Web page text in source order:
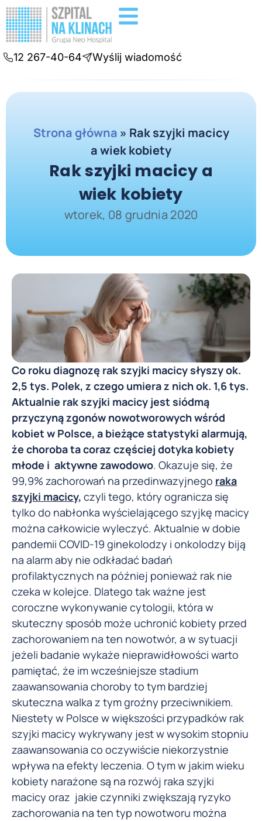
12 267-40-64 Wyślij wiadomość
Strona główna » Rak szyjki macicy
a wiek kobiety
Rak szyjki macicy a
wiek kobiety
wtorek, 08 grudnia 2020
Co roku diagnozę rak szyjki macicy słyszy ok.
2,5 tys. Polek, z czego umiera z nich ok. 1,6 tys.
Aktualnie rak szyjki macicy jest siódmą
przyczyną zgonów nowotworowych wśród
kobiet w Polsce, a bieżące statystyki alarmują,
że choroba ta coraz częściej dotyka kobiety
młode i aktywne zawodowo. Okazuje się, że
99,9% zachorowań na przedinwazyjnego raka
szyjki macicy, czyli tego, który ogranicza się
tylko do nabłonka wyścielającego szyjkę macicy
można całkowicie wyleczyć. Aktualnie w dobie
pandemii COVID-19 ginekolodzy i onkolodzy biją
na alarm aby nie odkładać badań
profilaktycznych na później ponieważ rak nie
czeka w kolejce. Dlatego tak ważne jest
coroczne wykonywanie cytologii, która w
skuteczny sposób może uchronić kobiety przed
zachorowaniem na ten nowotwór, a w sytuacji
jeżeli badanie wykaże nieprawidłowości warto
pamiętać, że im wcześniejsze stadium
zaawansowania choroby to tym bardziej
skuteczna walka z tym groźny przeciwnikiem.
Niestety w Polsce w większości przypadków rak
szyjki macicy wykrywany jest w wysokim stopniu
zaawansowania co oczywiście niekorzystnie
wpływa na efekty leczenia. O tym w jakim wieku
kobiety narażone są na rozwój raka szyjki
macicy oraz jakie czynniki zwiększają ryzyko
zachorowania na ten typ nowotworu można